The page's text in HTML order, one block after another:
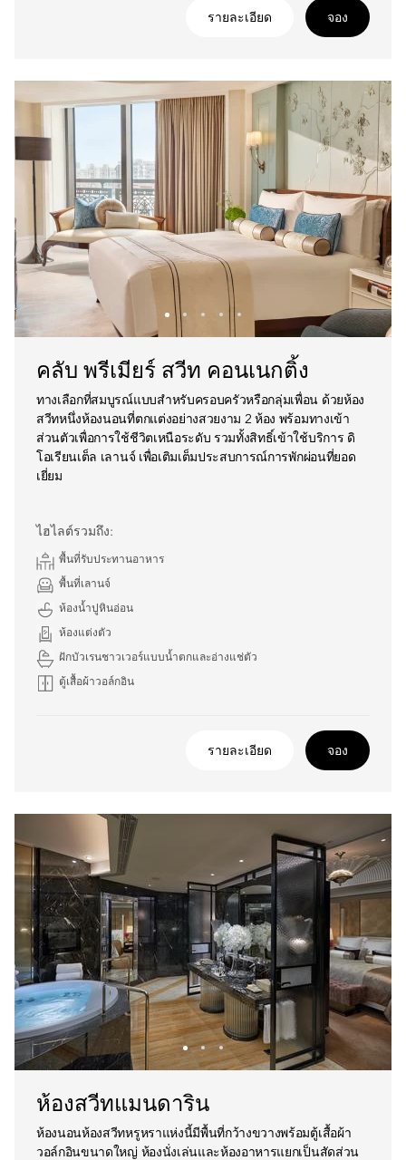
รายละเอียด จอง
คลับ พรีเมียร์ สวีท คอนเนกติ้ง
ทางเลือกที่สมบูรณ์แบบสำหรับครอบครัวหรือกลุ่มเพื่อน ด้วยห้อง
สวีทหนึ่งห้องนอนที่ตกแต่งอย่างสวยงาม 2 ห้อง พร้อมทางเข้า
ส่วนตัวเพื่อการใช้ชีวิตเหนือระดับ รวมทั้งสิทธิ์เข้าใช้บริการ ดิ
โอเรียนเต็ล เลานจ์ เพื่อเติมเต็มประสบการณ์การพักผ่อนที่ยอด
เยี่ยม
ไฮไลต์รวมถึง:
พื้นที่รับประทานอาหาร
พื้นที่เลานจ์
ห้องน้ำปูหินอ่อน
ห้องแต่งตัว
ฝักบัวเรนชาวเวอร์แบบน้ำตกและอ่างแช่ตัว
ตู้เสื้อผ้าวอล์กอิน
รายละเอียด จอง
ห้องสวีทแมนดาริน
ห้องนอนห้องสวีทหรูหราแห่งนี้มีพื้นที่กว้างขวางพร้อมตู้เสื้อผ้า
วอล์กอินขนาดใหญ่ ห้องนั่งเล่นและห้องอาหารแยกเป็นสัดส่วน